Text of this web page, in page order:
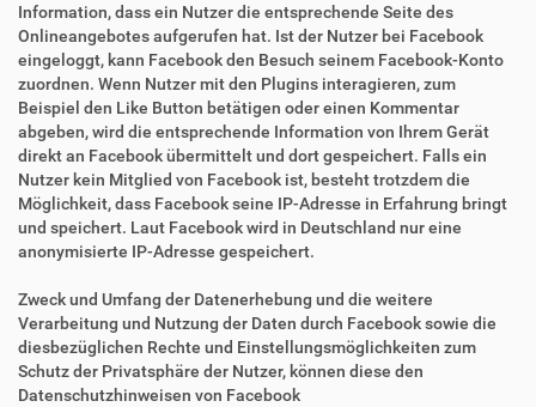
Information, dass ein Nutzer die entsprechende Seite des
Onlineangebotes aufgerufen hat. Ist der Nutzer bei Facebook
eingeloggt, kann Facebook den Besuch seinem Facebook-Konto
zuordnen. Wenn Nutzer mit den Plugins interagieren, zum
Beispiel den Like Button betätigen oder einen Kommentar
abgeben, wird die entsprechende Information von Ihrem Gerät
direkt an Facebook übermittelt und dort gespeichert. Falls ein
Nutzer kein Mitglied von Facebook ist, besteht trotzdem die
Möglichkeit, dass Facebook seine IP-Adresse in Erfahrung bringt
und speichert. Laut Facebook wird in Deutschland nur eine
anonymisierte IP-Adresse gespeichert.
Zweck und Umfang der Datenerhebung und die weitere
Verarbeitung und Nutzung der Daten durch Facebook sowie die
diesbezüglichen Rechte und Einstellungsmöglichkeiten zum
Schutz der Privatsphäre der Nutzer, können diese den
Datenschutzhinweisen von Facebook